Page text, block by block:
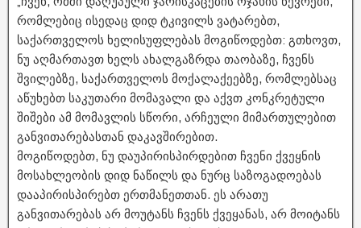
რომლებიც ისედაც დიდ ტკივილს ვატარებთ,
საქართველოს ხელისუფლებას მოგიწოდებთ: გთხოვთ,
ნუ აღმართავთ ხელს ახალგაზრდა თაობაზე, ჩვენს
შვილებზე, საქართველოს მოქალაქეებზე, რომლებსაც
აწუხებთ საკუთარი მომავალი და აქვთ კონკრეტული
შიშები ამ მომავლის სწორი, არჩეული მიმართულებით
განვითარებასთან დაკავშირებით.
მოგიწოდებთ, ნუ დაუპირისპირდებით ჩვენი ქვეყნის
მოსახლეობის დიდ ნაწილს და ნურც საზოგადოებას
დააპირისპირებთ ერთმანეთთან. ეს არათუ
განვითარებას არ მოუტანს ჩვენს ქვეყანას, არ მოიტანს